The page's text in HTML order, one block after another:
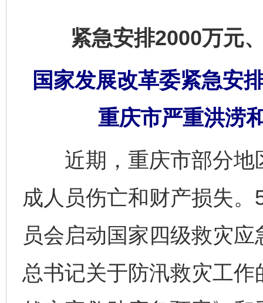
紧急安排2000万元、
国家发展改革委紧急安
重庆市严重洪涝
近期，重庆市部分地
成人员伤亡和财产损失
员会启动国家四级救灾
总书记关于防汛救灾工